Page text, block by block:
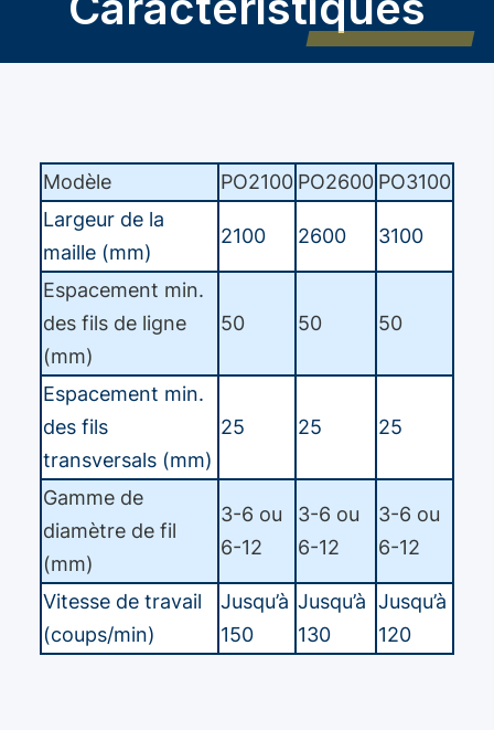
Modèle PO2100 PO2600 PO3100
Largeur de la
maille (mm)
2100 2600 3100
Espacement min.
des fils de ligne
(mm)
50 50 50
Espacement min.
des fils
transversals (mm)
25 25 25
Gamme de
diamètre de fil
(mm)
3-6 ou
6-12
3-6 ou
6-12
3-6 ou
6-12
Vitesse de travail
(coups/min)
Jusqu’à
150
Jusqu’à
130
Jusqu’à
120